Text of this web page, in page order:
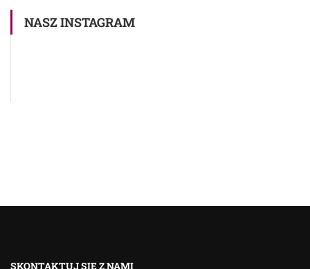
NASZ INSTAGRAM
SKONTAKTUJ SIĘ Z NAMI